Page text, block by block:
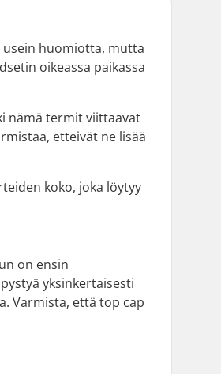
usein huomiotta, mutta
oikeassa paikassa
nämä termit viittaavat
etteivät ne lisää
koko, joka löytyy
on ensin
yksinkertaisesti
Varmista, että top cap